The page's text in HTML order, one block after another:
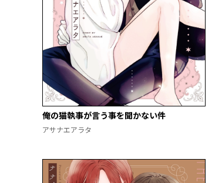
俺の猫執事が言う事を聞かない件
アサナエアラタ